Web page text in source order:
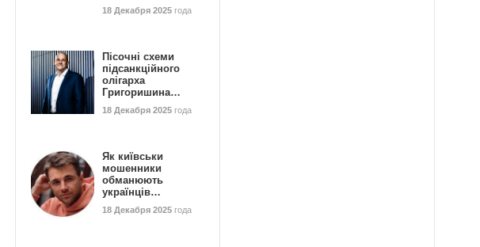
18 Декабря 2025 года
Пісочні схеми
підсанкційного
олігарха
Григоришина…
18 Декабря 2025 года
Як київськи
мошенники
обманюють
українців…
18 Декабря 2025 года